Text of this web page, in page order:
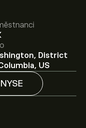
District
US
NYSE
Inc je
a získejte detailní
Consulting Inc na
a očekávaného
vývoje cen.